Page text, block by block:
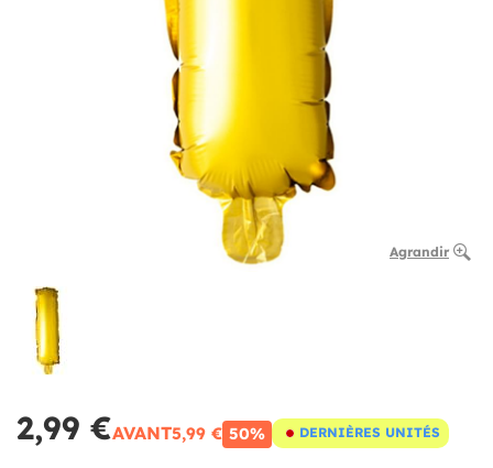
Agrandir
2,99 €AVANT5,99 € 50% DERNIÈRES UNITÉS